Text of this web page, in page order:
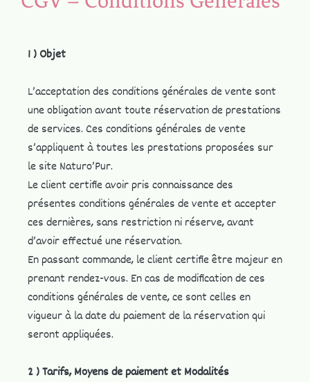
1 ) Objet
​L’acceptation des conditions générales de vente sont
une obligation avant toute réservation de prestations
de services. Ces conditions générales de vente
s’appliquent à toutes les prestations proposées sur
le site Naturo’Pur.
Le client certifie avoir pris connaissance des
présentes conditions générales de vente et accepter
ces dernières, sans restriction ni réserve, avant
d’avoir effectué une réservation.
En passant commande, le client certifie être majeur en
prenant rendez-vous. En cas de modification de ces
conditions générales de vente, ce sont celles en
vigueur à la date du paiement de la réservation qui
seront appliquées.
2 ) Tarifs, Moyens de paiement et Modalités